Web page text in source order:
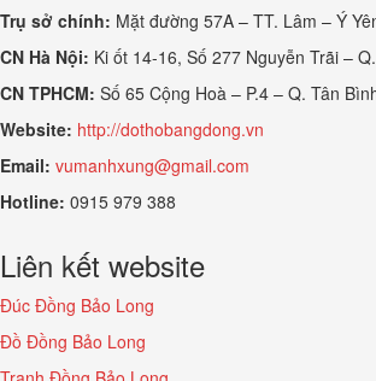
Trụ sở chính: Mặt đường 57A – TT. Lâm – Ý
CN Hà Nội: Ki ốt 14-16, Số 277 Nguyễn Trãi –
CN TPHCM: Số 65 Cộng Hoà – P.4 – Q. Tân
Website: http://dothobangdong.vn
Email: vumanhxung@gmail.com
Hotline: 0915 979 388
Liên kết website
Đúc Đồng Bảo Long
Đồ Đồng Bảo Long